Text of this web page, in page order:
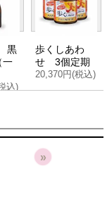
黒
込)
歩くしあわ
せ 3個定期
20,370円(税込)
»